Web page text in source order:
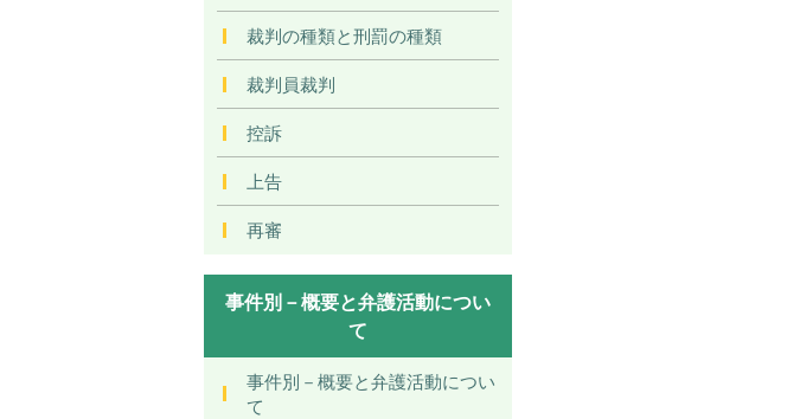
裁判の種類と刑罰の種類
裁判員裁判
控訴
上告
再審
事件別－概要と弁護活動につい
て
事件別－概要と弁護活動につい
て